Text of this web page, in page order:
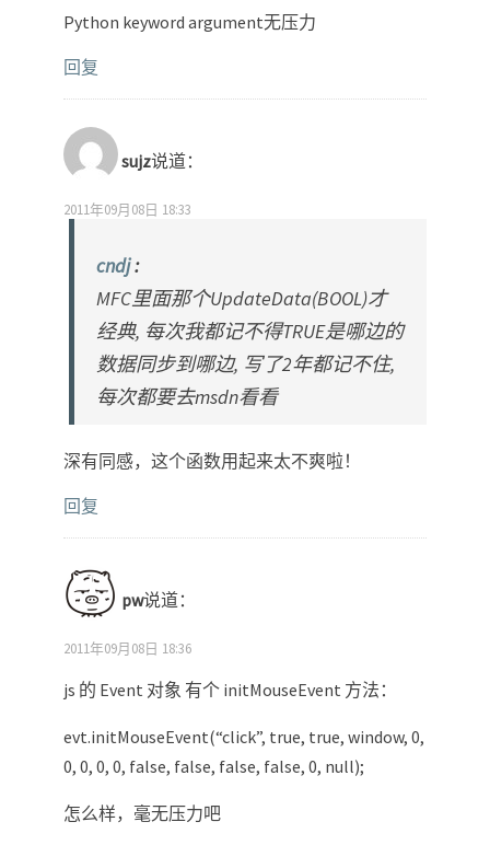
Python keyword argument无压力
回复
sujz说道：
2011年09月08日 18:33
cndj:
MFC里面那个UpdateData(BOOL)才
经典, 每次我都记不得TRUE是哪边的
数据同步到哪边, 写了2年都记不住,
每次都要去msdn看看
深有同感，这个函数用起来太不爽啦！
回复
pw说道：
2011年09月08日 18:36
js 的 Event 对象 有个 initMouseEvent 方法：
evt.initMouseEvent(“click”, true, true, window, 0,
0, 0, 0, 0, false, false, false, false, 0, null);
怎么样，毫无压力吧